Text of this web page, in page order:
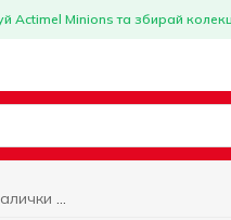
Actimel Minions та збирай
Ватні диски та палички Клінік